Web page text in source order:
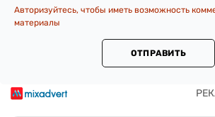
Авторизуйтесь, чтобы иметь возможность
материалы
ОТПРАВИТЬ